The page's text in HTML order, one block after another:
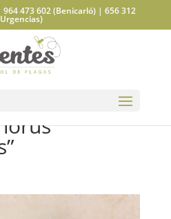
473 602 (Benicarló) | 656 312